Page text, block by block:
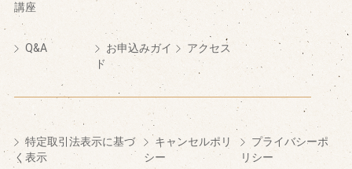
講座
Q&A
お申込みガイ
ド
アクセス
特定取引法表示に基づ
く表示
キャンセルポリ
シー
プライバシーポ
リシー